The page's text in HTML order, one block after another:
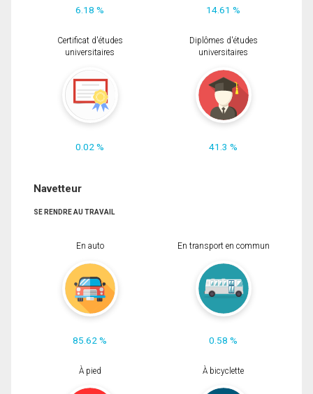
6.18 % 14.61 %
Certificat d'études
universitaires
0.02 %
Diplômes d'études
universitaires
41.3 %
Navetteur
SE RENDRE AU TRAVAIL
En auto
85.62 %
En transport en commun
0.58 %
À pied À bicyclette